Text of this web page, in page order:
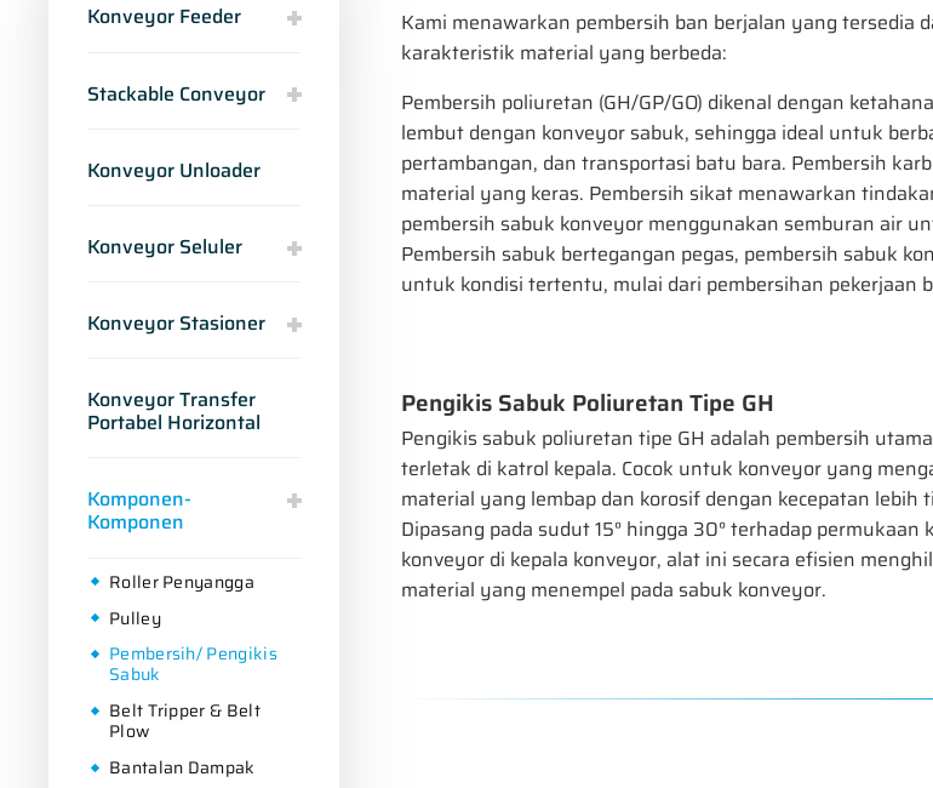
Kami menawarkan pembersih ban berjalan yang tersedia
karakteristik material yang berbeda:
Pembersih poliuretan (GH/GP/GO) dikenal dengan
lembut dengan konveyor sabuk, sehingga ideal untuk
pertambangan, dan transportasi batu bara. Pembersih
material yang keras. Pembersih sikat menawarkan
pembersih sabuk konveyor menggunakan semburan air
Pembersih sabuk bertegangan pegas, pembersih sabuk
untuk kondisi tertentu, mulai dari pembersihan pekerjaan
Pengikis Sabuk Poliuretan Tipe GH
Pengikis sabuk poliuretan tipe GH adalah pembersih
terletak di katrol kepala. Cocok untuk konveyor yang
material yang lembap dan korosif dengan kecepatan lebih
Dipasang pada sudut 15° hingga 30° terhadap permukaan
konveyor di kepala konveyor, alat ini secara efisien
material yang menempel pada sabuk konveyor.
Konveyor Feeder
Stackable Conveyor
Konveyor Unloader
Konveyor Seluler
Konveyor Stasioner
Konveyor Transfer
Portabel Horizontal
Komponen-
Komponen
Roller Penyangga
Pulley
Pembersih/ Pengikis
Sabuk
Belt Tripper & Belt
Plow
Bantalan Dampak